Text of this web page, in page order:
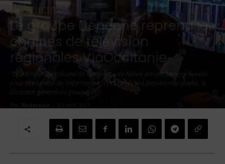
Médias :
Le groupe Dépêche reprend les
chaînes de télévision
régionales ViàOccitanie
"La décision du tribunal de commerce de Nîmes est une bonne nouvelle
pour la pluralité de l’information" (sic), a déclaré Jean-Nicolas Baylet, le
Directeur général du groupe.